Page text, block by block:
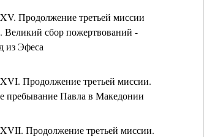
Продолжение третьей миссии
Великий сбор пожертвований -
из Эфеса
Продолжение третьей миссии.
пребывание Павла в Македонии
Продолжение третьей миссии.